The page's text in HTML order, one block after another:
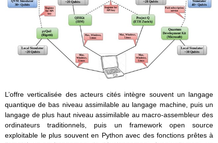
L’offre verticalisée des acteurs cités intègre souvent un langage
quantique de bas niveau assimilable au langage machine, puis un
langage de plus haut niveau assimilable au macro-assembleur des
ordinateurs traditionnels, puis un framework open source
exploitable le plus souvent en Python avec des fonctions prêtes à